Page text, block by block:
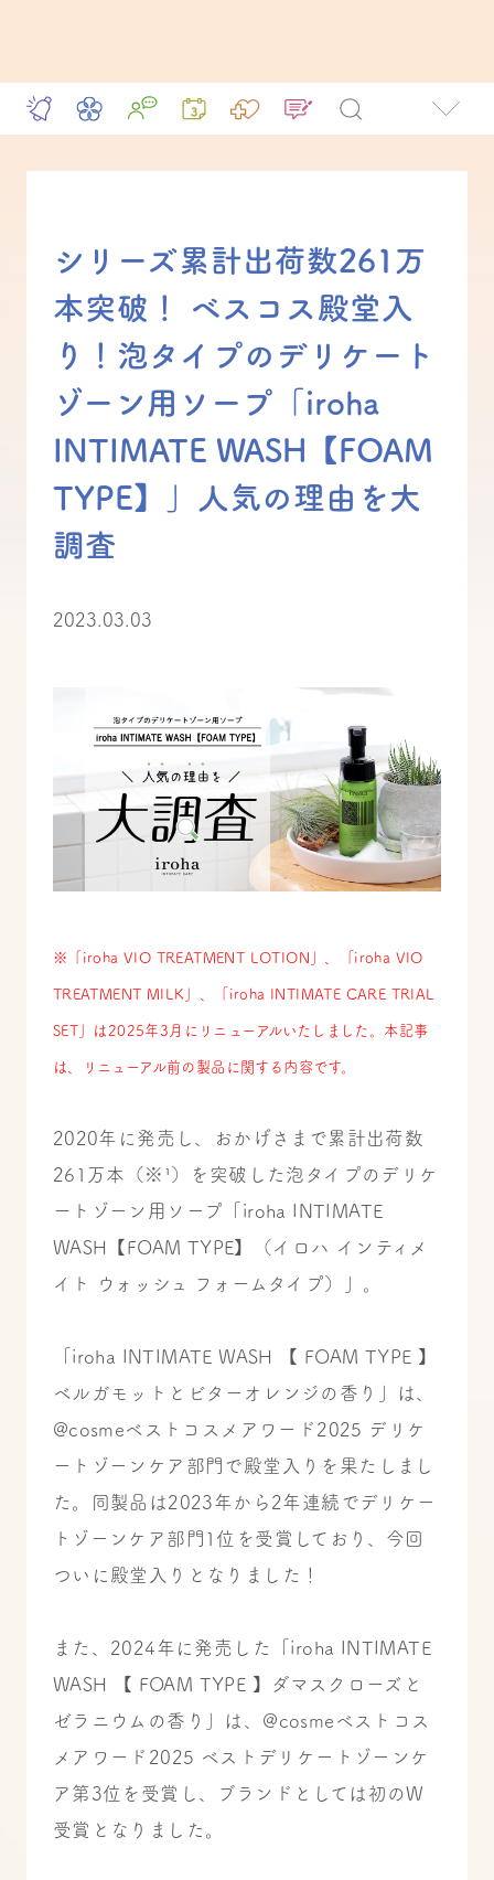
シリーズ累計出荷数261万
本突破！ ベスコス殿堂入
り！泡タイプのデリケート
ゾーン用ソープ「iroha
INTIMATE WASH【FOAM
TYPE】」人気の理由を大
調査
2023.03.03
※「iroha VIO TREATMENT LOTION」、「iroha VIO
TREATMENT MILK」、「iroha INTIMATE CARE TRIAL
SET」は2025年3月にリニューアルいたしました。本記事
は、リニューアル前の製品に関する内容です。
2020年に発売し、おかげさまで累計出荷数
261万本（※¹）を突破した泡タイプのデリケ
ートゾーン用ソープ「iroha INTIMATE
WASH【FOAM TYPE】（イロハ インティメ
イト ウォッシュ フォームタイプ）」。
「iroha INTIMATE WASH 【 FOAM TYPE 】
ベルガモットとビターオレンジの香り」は、
@cosmeベストコスメアワード2025 デリケ
ートゾーンケア部門で殿堂入りを果たしまし
た。同製品は2023年から2年連続でデリケー
トゾーンケア部門1位を受賞しており、今回
ついに殿堂入りとなりました！
また、2024年に発売した「iroha INTIMATE
WASH 【 FOAM TYPE 】ダマスクローズと
ゼラニウムの香り」は、@cosmeベストコス
メアワード2025 ベストデリケートゾーンケ
ア第3位を受賞し、ブランドとしては初のW
受賞となりました。